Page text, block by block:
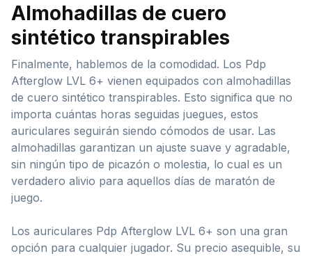
Almohadillas de cuero
sintético transpirables
Finalmente, hablemos de la comodidad. Los Pdp
Afterglow LVL 6+ vienen equipados con almohadillas
de cuero sintético transpirables. Esto significa que no
importa cuántas horas seguidas juegues, estos
auriculares seguirán siendo cómodos de usar. Las
almohadillas garantizan un ajuste suave y agradable,
sin ningún tipo de picazón o molestia, lo cual es un
verdadero alivio para aquellos días de maratón de
juego.
Los auriculares Pdp Afterglow LVL 6+ son una gran
opción para cualquier jugador. Su precio asequible, su